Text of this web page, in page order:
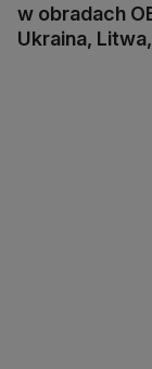
w obradach
Ukraina,